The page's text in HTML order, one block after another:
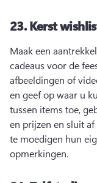
23.Kerst
Maak een
cadeaus voor de
afbeeldingen of
en geef op waar u
tussen items toe,
en prijzen en sluit
te moedigen hun
opmerkingen.